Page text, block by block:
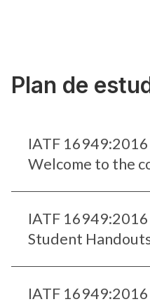
Plan de
IATF
Welcome to the
IATF
Student
IATF